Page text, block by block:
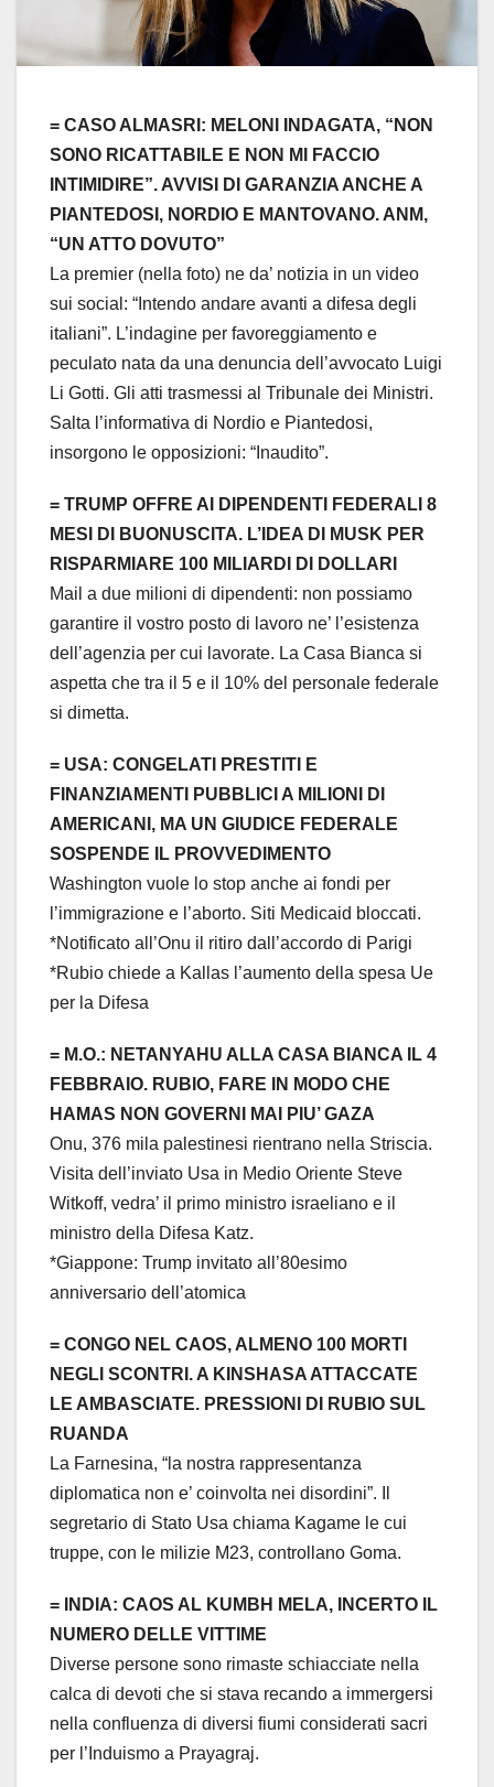
= CASO ALMASRI: MELONI INDAGATA, “NON
SONO RICATTABILE E NON MI FACCIO
INTIMIDIRE”. AVVISI DI GARANZIA ANCHE A
PIANTEDOSI, NORDIO E MANTOVANO. ANM,
“UN ATTO DOVUTO”
La premier (nella foto) ne da’ notizia in un video
sui social: “Intendo andare avanti a difesa degli
italiani”. L’indagine per favoreggiamento e
peculato nata da una denuncia dell’avvocato Luigi
Li Gotti. Gli atti trasmessi al Tribunale dei Ministri.
Salta l’informativa di Nordio e Piantedosi,
insorgono le opposizioni: “Inaudito”.
= TRUMP OFFRE AI DIPENDENTI FEDERALI 8
MESI DI BUONUSCITA. L’IDEA DI MUSK PER
RISPARMIARE 100 MILIARDI DI DOLLARI
Mail a due milioni di dipendenti: non possiamo
garantire il vostro posto di lavoro ne’ l’esistenza
dell’agenzia per cui lavorate. La Casa Bianca si
aspetta che tra il 5 e il 10% del personale federale
si dimetta.
= USA: CONGELATI PRESTITI E
FINANZIAMENTI PUBBLICI A MILIONI DI
AMERICANI, MA UN GIUDICE FEDERALE
SOSPENDE IL PROVVEDIMENTO
Washington vuole lo stop anche ai fondi per
l’immigrazione e l’aborto. Siti Medicaid bloccati.
*Notificato all’Onu il ritiro dall’accordo di Parigi
*Rubio chiede a Kallas l’aumento della spesa Ue
per la Difesa
= M.O.: NETANYAHU ALLA CASA BIANCA IL 4
FEBBRAIO. RUBIO, FARE IN MODO CHE
HAMAS NON GOVERNI MAI PIU’ GAZA
Onu, 376 mila palestinesi rientrano nella Striscia.
Visita dell’inviato Usa in Medio Oriente Steve
Witkoff, vedra’ il primo ministro israeliano e il
ministro della Difesa Katz.
*Giappone: Trump invitato all’80esimo
anniversario dell’atomica
= CONGO NEL CAOS, ALMENO 100 MORTI
NEGLI SCONTRI. A KINSHASA ATTACCATE
LE AMBASCIATE. PRESSIONI DI RUBIO SUL
RUANDA
La Farnesina, “la nostra rappresentanza
diplomatica non e’ coinvolta nei disordini”. Il
segretario di Stato Usa chiama Kagame le cui
truppe, con le milizie M23, controllano Goma.
= INDIA: CAOS AL KUMBH MELA, INCERTO IL
NUMERO DELLE VITTIME
Diverse persone sono rimaste schiacciate nella
calca di devoti che si stava recando a immergersi
nella confluenza di diversi fiumi considerati sacri
per l’Induismo a Prayagraj.